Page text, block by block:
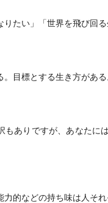
りたい」「世界を飛び回る
目標とする生き方がある
もありですが、あなたに
的などの持ち味は人それ